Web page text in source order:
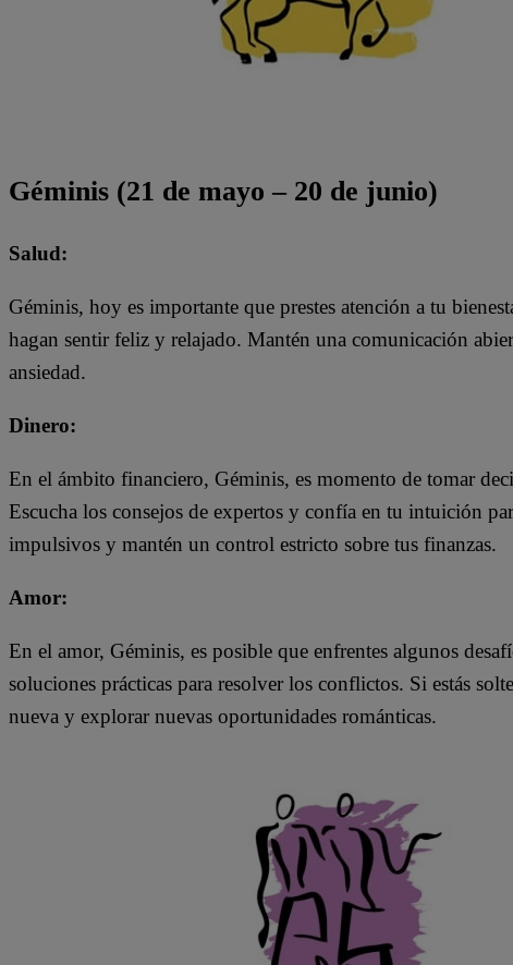
Géminis (21 de mayo – 20 de junio)
Salud:
Géminis, hoy es importante que prestes atención a tu
hagan sentir feliz y relajado. Mantén una comunicación
ansiedad.
Dinero:
En el ámbito financiero, Géminis, es momento de tomar
Escucha los consejos de expertos y confía en tu intuición
impulsivos y mantén un control estricto sobre tus finanzas.
Amor:
En el amor, Géminis, es posible que enfrentes algunos
soluciones prácticas para resolver los conflictos. Si estás
nueva y explorar nuevas oportunidades románticas.